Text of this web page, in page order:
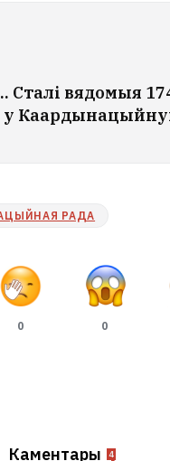
Сталі вядомыя
у
РАДА
0 0
Каментары 4